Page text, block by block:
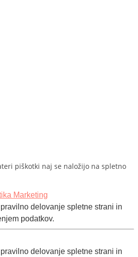
piškotki naj se naložijo na spletno
Marketing
delovanje spletne strani in
podatkov.
delovanje spletne strani in